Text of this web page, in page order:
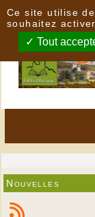
Nouvelles
Ce site utilise
souhaitez activer
Tout